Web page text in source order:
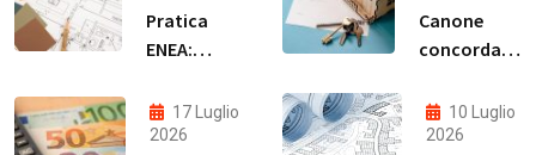
Pratica
ENEA:
obbligatoria
e cosa
Canone
concordato
quanto si
risparmia
17 Luglio
2026
10 Luglio
2026